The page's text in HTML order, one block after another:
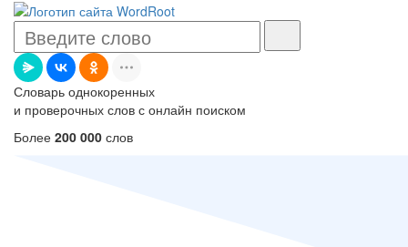
Словарь однокоренных
и проверочных слов с онлайн поиском
Более 200 000 слов